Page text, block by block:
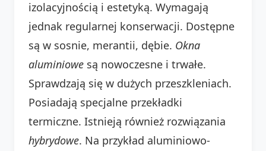
izolacyjnością i estetyką. Wymagają
jednak regularnej konserwacji. Dostępne
są w sosnie, merantii, dębie. Okna
aluminiowe są nowoczesne i trwałe.
Sprawdzają się w dużych przeszkleniach.
Posiadają specjalne przekładki
termiczne. Istnieją również rozwiązania
hybrydowe. Na przykład aluminiowo-